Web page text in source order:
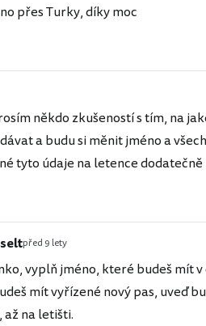
přes Turky, díky moc
někdo zkušeností s tím, na
a budu si měnit jméno a
tyto údaje na letence
před 9 lety
vyplň jméno, které budeš mít
mít vyřízené nový pas, uveď
na letišti.